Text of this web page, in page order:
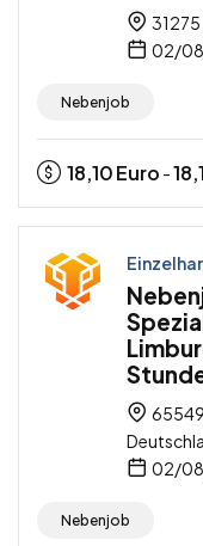
02/
Nebenjob
18,10Euro -
65549
02/
Nebenjob